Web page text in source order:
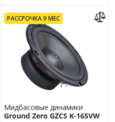
РАССРОЧКА 9 МЕС
Мидбасовые динамики
Ground Zero GZCS K-165VW